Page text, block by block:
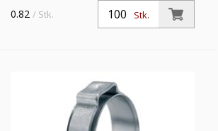
Einlagering: Edelstahl-rostfrei DIN
1.4310 VE: 100
Stk.
0.82 / Stk.